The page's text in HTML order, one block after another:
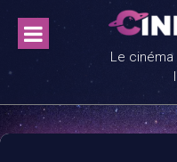
content
Le